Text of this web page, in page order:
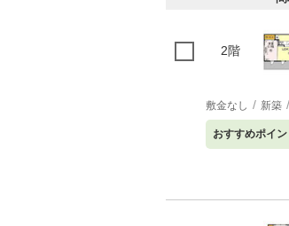
2階
敷金なし 新築
おすすめポイン